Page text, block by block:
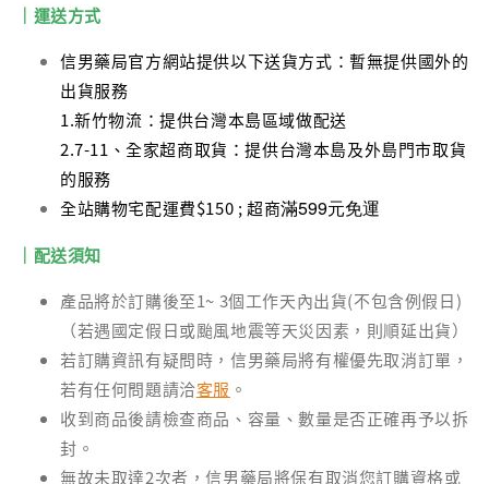
｜運送方式
信男藥局官方網站提供以下送貨方式：暫無提供國外的
出貨服務
1.新竹物流：提供台灣本島區域做配送
2.7-11、全家超商取貨：提供台灣本島及外島門市取貨
的服務
全站購物宅配運費$150 ; 超商滿599元免運
｜配送須知
產品將於訂購後至1~ 3個工作天內出貨(不包含例假日)
（若遇國定假日或颱風地震等天災因素，則順延出貨）
若訂購資訊有疑問時，信男藥局將有權優先取消訂單，
若有任何問題請洽客服 。
收到商品後請檢查商品、容量、數量是否正確再予以拆
封。
無故未取達2次者，信男藥局將保有取消您訂購資格或